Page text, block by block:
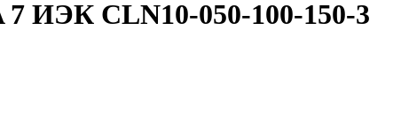
7 ИЭК CLN10-050-100-150-3